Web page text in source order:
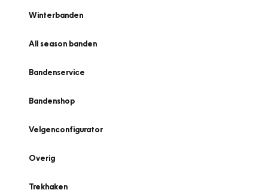
Winterbanden
All season banden
Bandenservice
Bandenshop
Velgenconfigurator
Overig
Trekhaken